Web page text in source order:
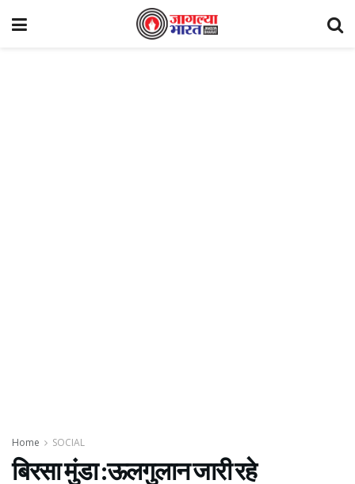
Home SOCIAL
बिरसा मुंडा :ऊलगुलान जारी रहे